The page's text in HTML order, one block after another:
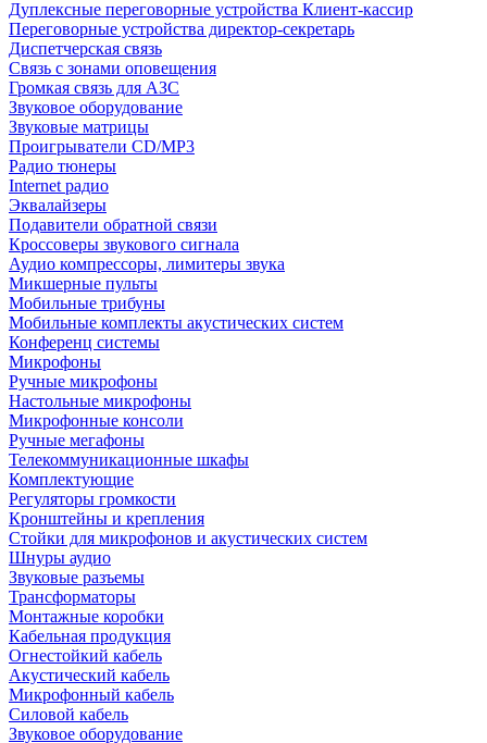
Дуплексные переговорные устройства Клиент-кассир
Переговорные устройства директор-секретарь
Диспетчерская связь
Связь с зонами оповещения
Громкая связь для АЗС
Звуковое оборудование
Звуковые матрицы
Проигрыватели CD/MP3
Радио тюнеры
Internet радио
Эквалайзеры
Подавители обратной связи
Кроссоверы звукового сигнала
Аудио компрессоры, лимитеры звука
Микшерные пульты
Мобильные трибуны
Мобильные комплекты акустических систем
Конференц системы
Микрофоны
Ручные микрофоны
Настольные микрофоны
Микрофонные консоли
Ручные мегафоны
Телекоммуникационные шкафы
Комплектующие
Регуляторы громкости
Кронштейны и крепления
Стойки для микрофонов и акустических систем
Шнуры аудио
Звуковые разъемы
Трансформаторы
Монтажные коробки
Кабельная продукция
Огнестойкий кабель
Акустический кабель
Микрофонный кабель
Силовой кабель
Звуковое оборудование